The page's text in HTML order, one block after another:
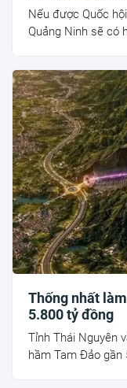
Nếu được Quốc
Quảng Ninh sẽ có
Thống nhất
5.800 tỷ đồng
Tỉnh Thái Nguyên
hầm Tam Đảo gần